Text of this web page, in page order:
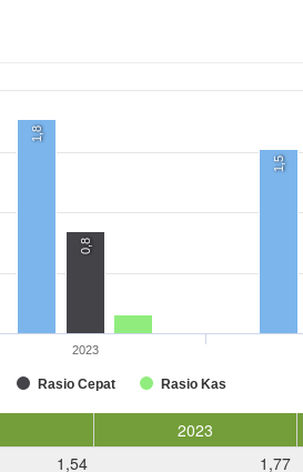
1,8
1,5
0,8
Rasio Cepat Rasio Kas
2023
2023
1,54 1,77